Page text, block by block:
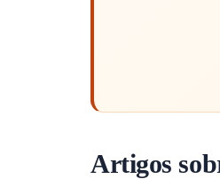
Artigos